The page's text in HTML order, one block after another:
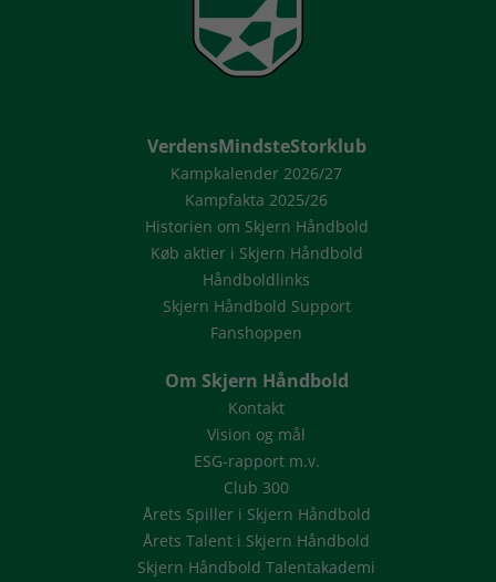
VerdensMindsteStorklub
Kampkalender 2026/27
Kampfakta 2025/26
Historien om Skjern Håndbold
Køb aktier i Skjern Håndbold
Håndboldlinks
Skjern Håndbold Support
Fanshoppen
Om Skjern Håndbold
Kontakt
Vision og mål
ESG-rapport m.v.
Club 300
Årets Spiller i Skjern Håndbold
Årets Talent i Skjern Håndbold
Skjern Håndbold Talentakademi